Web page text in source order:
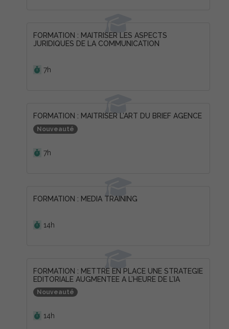
FORMATION : MAITRISER LES ASPECTS
JURIDIQUES DE LA COMMUNICATION
7h
FORMATION : MAITRISER L’ART DU BRIEF AGENCE
Nouveauté
7h
FORMATION : MEDIA TRAINING
14h
FORMATION : METTRE EN PLACE UNE STRATEGIE
EDITORIALE AUGMENTEE A L’HEURE DE L’IA
Nouveauté
14h